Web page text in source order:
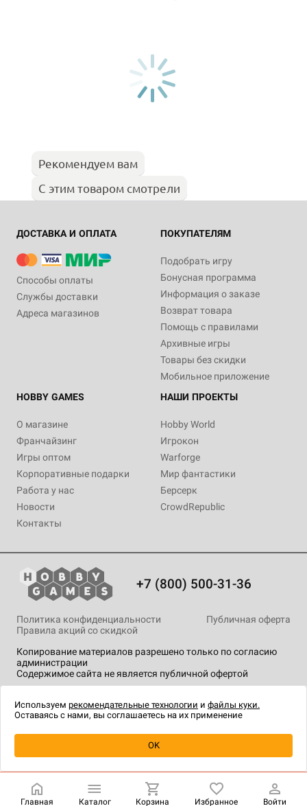
Рекомендуем вам
С этим товаром смотрели
ДОСТАВКА И ОПЛАТА
Способы оплаты
Службы доставки
Адреса магазинов
ПОКУПАТЕЛЯМ
Подобрать игру
Бонусная программа
Информация о заказе
Возврат товара
Помощь с правилами
Архивные игры
Товары без скидки
Мобильное приложение
HOBBY GAMES
О магазине
Франчайзинг
Игры оптом
Корпоративные подарки
Работа у нас
Новости
Контакты
НАШИ ПРОЕКТЫ
Hobby World
Игрокон
Warforge
Мир фантастики
Берсерк
CrowdRepublic
+7 (800) 500-31-36
Копирование материалов разрешено только по согласию
администрации
Содержимое сайта не является публичной офертой
Политика конфиденциальности
Публичная оферта
Правила акций со скидкой
технологии.
Главная Каталог Корзина Избранное Войти
Используем рекомендательные технологии и файлы куки.
Оставаясь с нами, вы соглашаетесь на их применение
OK